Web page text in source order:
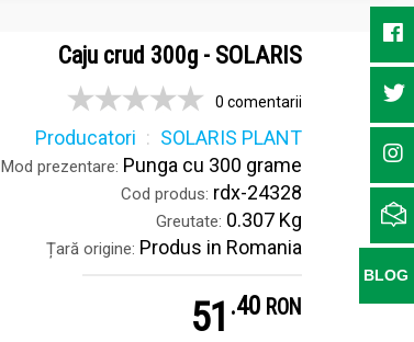
Caju crud 300g - SOLARIS
0 comentarii
Producatori SOLARIS PLANT
Mod prezentare: Punga cu 300 grame
Cod produs: rdx-24328
Greutate: 0.307 Kg
Țară origine: Produs in Romania
51 .4 RON
BLOG